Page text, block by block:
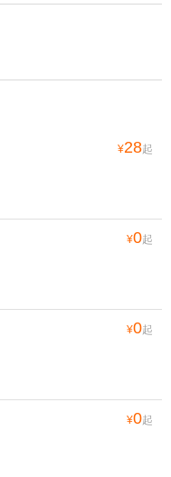
¥28起
¥0起
¥0起
¥0起